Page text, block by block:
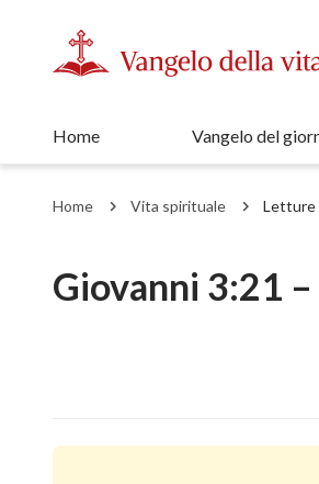
Home Vangelo del
Home Vita spirituale Letture
Giovanni 3:21